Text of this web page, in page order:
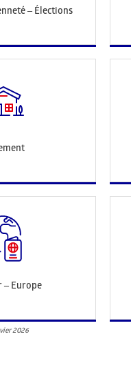
– Élections
– Europe
2026